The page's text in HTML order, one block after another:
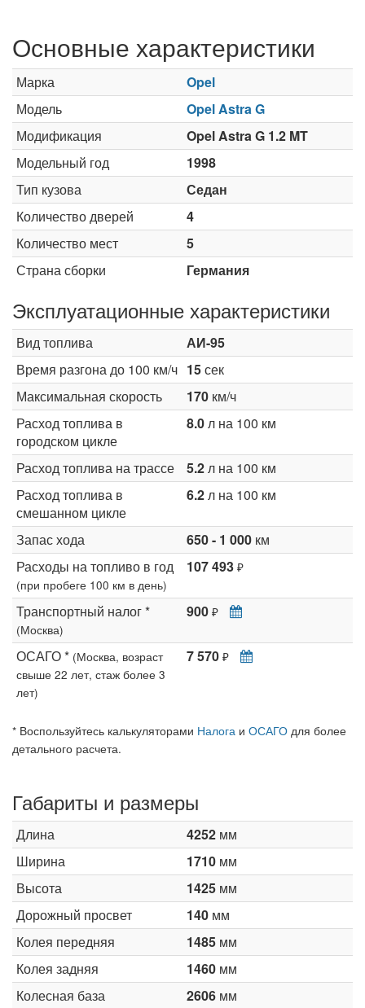
Основные характеристики
Марка
Opel
Модель
Opel Astra G
Модификация
Opel Astra G 1.2 MT
Модельный год
1998
Тип кузова
Седан
Количество дверей
4
Количество мест
5
Страна сборки
Германия
Эксплуатационные характеристики
Вид топлива
АИ-95
Время разгона до 100 км/ч 15сек
Максимальная скорость
170 км/ч
Расход топлива в
городском цикле
8.0л на 100 км
Расход топлива на трассе 5.2л на 100 км
Расход топлива в
смешанном цикле
6.2л на 100 км
Запас хода 650 - 1 000 км
Расходы на топливо в год
(при пробеге 100 км в день)
107 493 ₽
Транспортный налог *
(Москва)
900 ₽
ОСАГО * (Москва, возраст
свыше 22 лет, стаж более 3
лет)
7 570 ₽
* Воспользуйтесь калькуляторами Налога и ОСАГО для более
детального расчета.
Габариты и размеры
Длина 4252 мм
Ширина
1710 мм
Высота
1425 мм
Дорожный просвет
140 мм
Колея передняя
1485 мм
Колея задняя
1460 мм
Колесная база
2606 мм